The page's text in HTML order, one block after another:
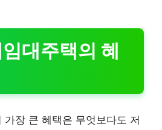
대주택의 혜
가장 큰 혜택은 무엇보다도 저